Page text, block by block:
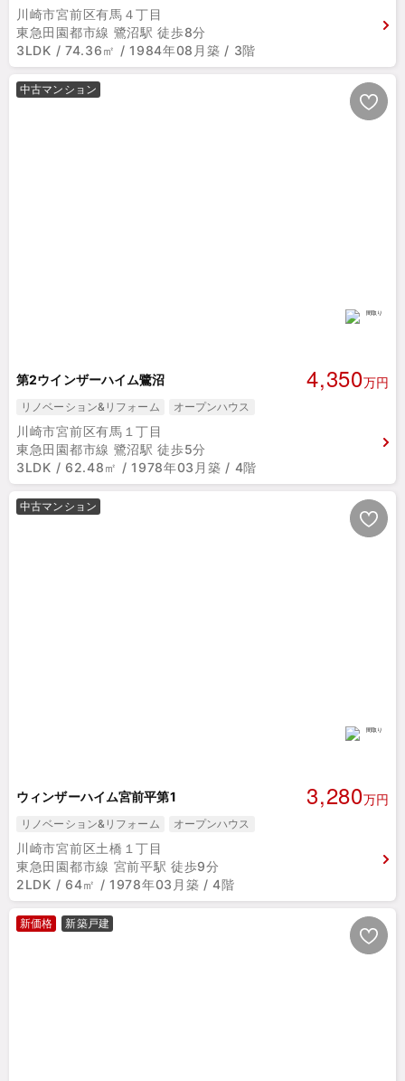
川崎市宮前区有馬４丁目
東急田園都市線 鷺沼駅 徒歩8分
3LDK / 74.36㎡ / 1984年08月築 / 3階
中古マンション
第2ウインザーハイム鷺沼 4,350万円
リノベーション&リフォーム オープンハウス
川崎市宮前区有馬１丁目
東急田園都市線 鷺沼駅 徒歩5分
3LDK / 62.48㎡ / 1978年03月築 / 4階
中古マンション
ウィンザーハイム宮前平第1 3,280万円
リノベーション&リフォーム オープンハウス
川崎市宮前区土橋１丁目
東急田園都市線 宮前平駅 徒歩9分
2LDK / 64㎡ / 1978年03月築 / 4階
新価格 新築戸建